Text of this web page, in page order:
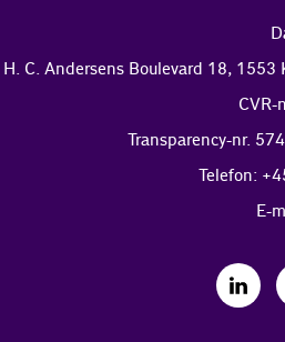
H. C. Andersens Boulevard 18, 1553
CVR-
Transparency-nr.
Telefon:
E-